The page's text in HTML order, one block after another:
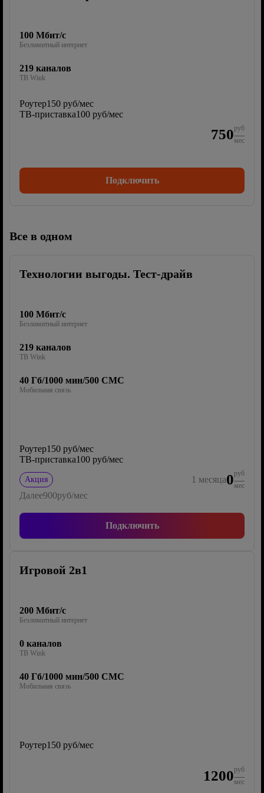
100 Мбит/с
Безлимитный интернет
219 каналов
ТВ Wink
Роутер150 руб/мес
ТВ-приставка100 руб/мес
750руб
мес
Подключить
Все в одном
Технологии выгоды. Тест-драйв
100 Мбит/с
Безлимитный интернет
219 каналов
ТВ Wink
40 Гб/1000 мин/500 СМС
Мобильная связь
Роутер150 руб/мес
ТВ-приставка100 руб/мес
Акция 1 месяца0руб
мес
Далее900руб/мес
Подключить
Игровой 2в1
200 Мбит/с
Безлимитный интернет
0 каналов
ТВ Wink
40 Гб/1000 мин/500 СМС
Мобильная связь
Роутер150 руб/мес
1200руб
мес